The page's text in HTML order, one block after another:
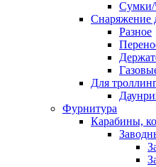
Сумки/
Снаряжение
Разное
Для
Фурнитура
Карабины,